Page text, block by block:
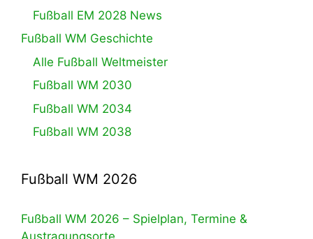
Fußball EM 2028 News
Fußball WM Geschichte
Alle Fußball Weltmeister
Fußball WM 2030
Fußball WM 2034
Fußball WM 2038
Fußball WM 2026
Fußball WM 2026 – Spielplan, Termine &